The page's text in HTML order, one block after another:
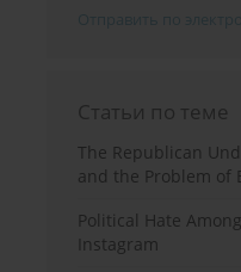
Статьи по теме
The Republican
and the Problem of
Political Hate
Instagram